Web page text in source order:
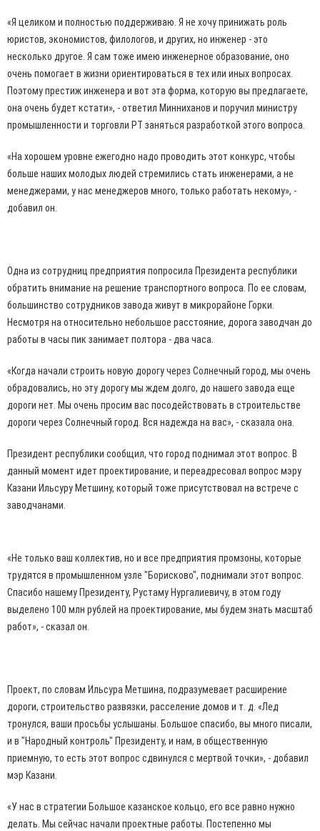
«Я целиком и полностью поддерживаю. Я не хочу принижать роль
юристов, экономистов, филологов, и других, но инженер - это
несколько другое. Я сам тоже имею инженерное образование, оно
очень помогает в жизни ориентироваться в тех или иных вопросах.
Поэтому престиж инженера и вот эта форма, которую вы предлагаете,
она очень будет кстати», - ответил Минниханов и поручил министру
промышленности и торговли РТ заняться разработкой этого вопроса.
«На хорошем уровне ежегодно надо проводить этот конкурс, чтобы
больше наших молодых людей стремились стать инженерами, а не
менеджерами, у нас менеджеров много, только работать некому», -
добавил он.
Одна из сотрудниц предприятия попросила Президента республики
обратить внимание на решение транспортного вопроса. По ее словам,
большинство сотрудников завода живут в микрорайоне Горки.
Несмотря на относительно небольшое расстояние, дорога заводчан до
работы в часы пик занимает полтора - два часа.
«Когда начали строить новую дорогу через Солнечный город, мы очень
обрадовались, но эту дорогу мы ждем долго, до нашего завода еще
дороги нет. Мы очень просим вас посодействовать в строительстве
дороги через Солнечный город. Вся надежда на вас», - сказала она.
Президент республики сообщил, что город поднимал этот вопрос. В
данный момент идет проектирование, и переадресовал вопрос мэру
Казани Ильсуру Метшину, который тоже присутствовал на встрече с
заводчанами.
«Не только ваш коллектив, но и все предприятия промзоны, которые
трудятся в промышленном узле "Борисково", поднимали этот вопрос.
Спасибо нашему Президенту, Рустаму Нургалиевичу, в этом году
выделено 100 млн рублей на проектирование, мы будем знать масштаб
работ», - сказал он.
Проект, по словам Ильсура Метшина, подразумевает расширение
дороги, строительство развязки, расселение домов и т. д. «Лед
тронулся, ваши просьбы услышаны. Большое спасибо, вы много писали,
и в "Народный контроль" Президенту, и нам, в общественную
приемную, то есть этот вопрос сдвинулся с мертвой точки», - добавил
мэр Казани.
«У нас в стратегии Большое казанское кольцо, его все равно нужно
делать. Мы сейчас начали проектные работы. Постепенно мы